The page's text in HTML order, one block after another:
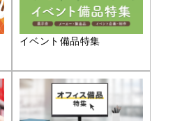
イベント備品特集